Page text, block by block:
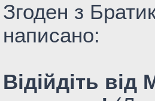
Згоден з
написано:
Відійдіть від